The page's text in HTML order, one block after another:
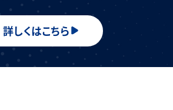
詳しくはこちら